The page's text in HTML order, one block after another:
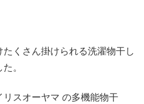
くさん掛けられる洗濯物干し
。
スオーヤマ の多機能物干